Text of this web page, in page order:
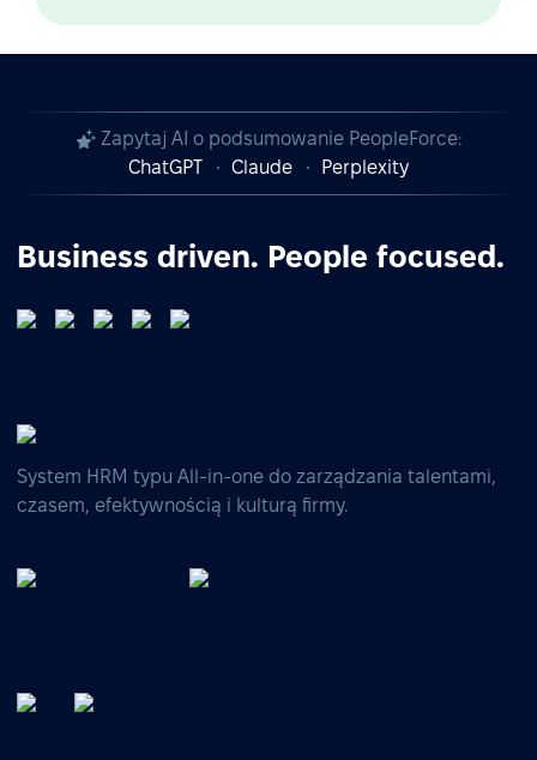
Zapytaj AI o podsumowanie PeopleForce:
ChatGPT
Claude Perplexity
Business driven. People focused.
System HRM typu All-in-one do zarządzania talentami,
czasem, efektywnością i kulturą firmy.